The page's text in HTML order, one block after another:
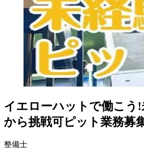
イエローハットで働こう!
から挑戦可ピット業務募
整備士